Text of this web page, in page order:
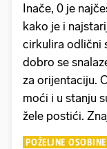
Inače, 0 je
kako je i
cirkulira odlični
dobro se
za orijentaciju.
moći i u stanju
žele postići.
POŽELJNE OSOBINE